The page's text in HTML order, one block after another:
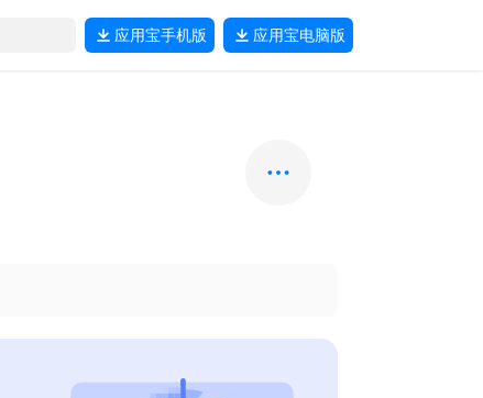
应用宝手机版 应用宝电脑版